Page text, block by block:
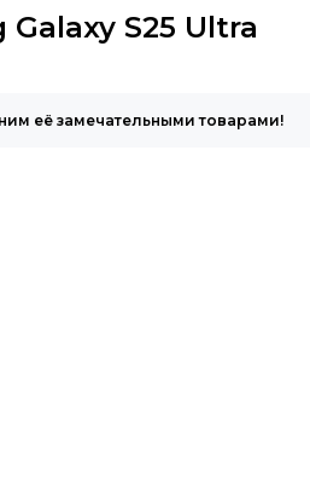
S25 Ultra
её замечательными товарами!